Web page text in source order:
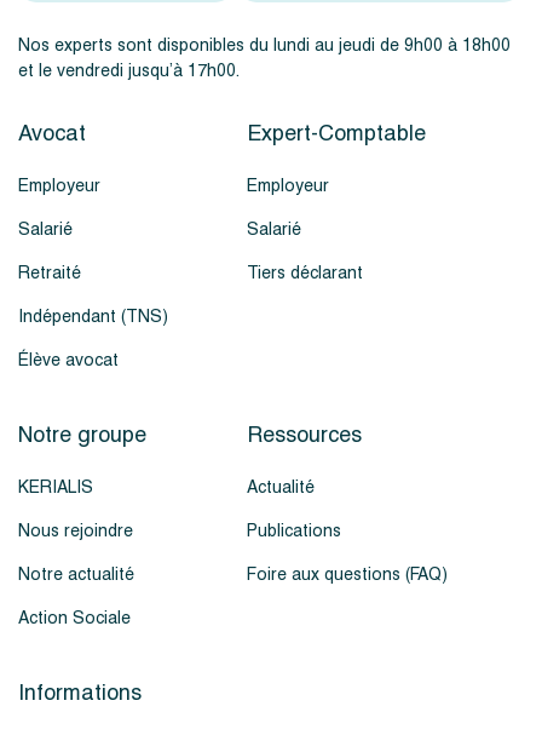
Nos experts sont disponibles du lundi au jeudi de 9h00 à 18h00
et le vendredi jusqu’à 17h00.
Avocat
Employeur
Salarié
Retraité
Indépendant (TNS)
Élève avocat
Expert-Comptable
Employeur
Salarié
Tiers déclarant
Notre groupe
KERIALIS
Nous rejoindre
Notre actualité
Action Sociale
Ressources
Actualité
Publications
Foire aux questions (FAQ)
Informations